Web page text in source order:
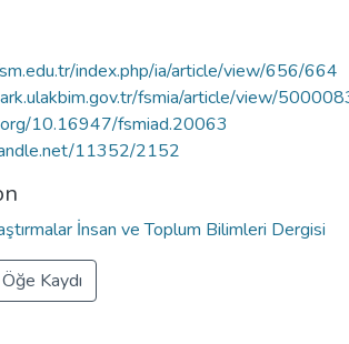
index.php/ia/article/view/656/664
fsmia/article/view/
10.16947/fsmiad.20063
11352/2152
İnsan ve Toplum Bilimleri Dergisi
Kaydı